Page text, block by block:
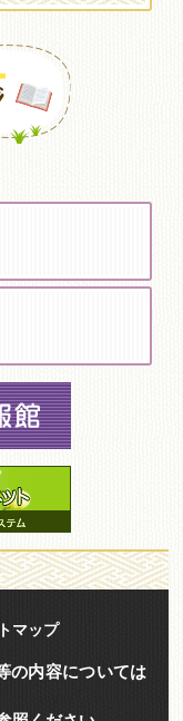
マップ
の内容については